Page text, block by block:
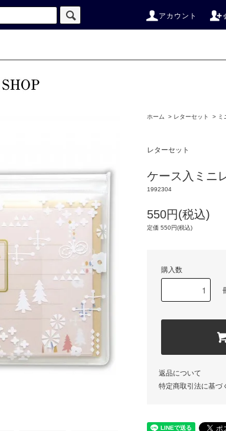
アカウント
ホーム > レターセット > ミ
レターセット
ケース入ミニ
1992304
550円(税込)
定価 550円(税込)
購入数
返品について
特定商取引法に基づ